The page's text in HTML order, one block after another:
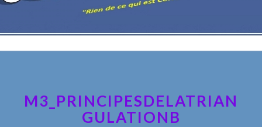
M3_PRINCIPESDELATRIAN
GULATIONB